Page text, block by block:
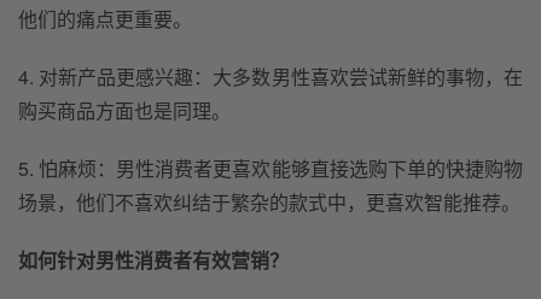
他们的痛点更重要。
4. 对新产品更感兴趣：大多数男性喜欢尝试新鲜的事物，在
购买商品方面也是同理。
5. 怕麻烦：男性消费者更喜欢能够直接选购下单的快捷购物
场景，他们不喜欢纠结于繁杂的款式中，更喜欢智能推荐。
如何针对男性消费者有效营销？